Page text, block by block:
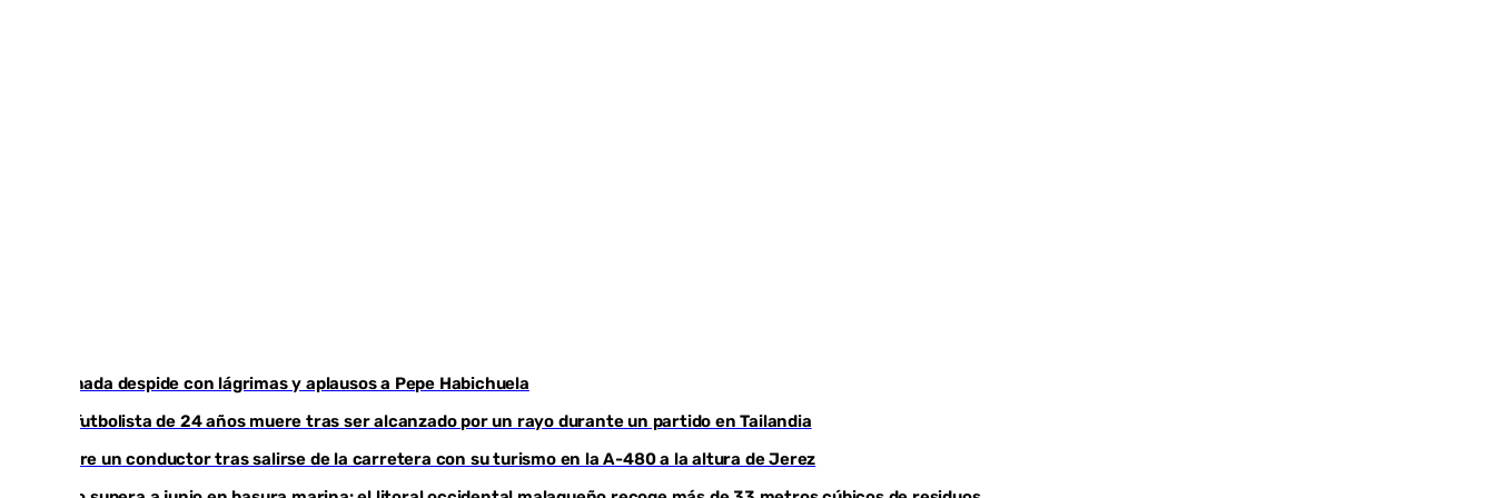
Granada despide con lágrimas y aplausos a Pepe Habichuela
Un futbolista de 24 años muere tras ser alcanzado por un rayo durante un partido en Tailandia
Muere un conductor tras salirse de la carretera con su turismo en la A-480 a la altura de Jerez